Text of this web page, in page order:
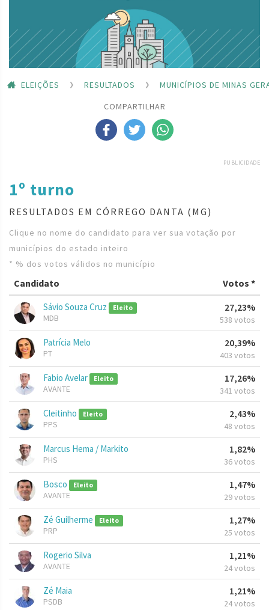
ELEIÇÕES RESULTADOS
MUNICÍPIOS DE MINAS
COMPARTILHAR
PUBLICIDADE
1º turno
RESULTADOS EM CÓRREGO DANTA (MG)
Clique no nome do candidato para ver sua votação por
municípios do estado inteiro
* % dos votos válidos no município
Candidato Votos *
Sávio Souza Cruz Eleito
MDB
27,23%
538 votos
Patrícia Melo
PT
20,39%
403 votos
Fabio Avelar Eleito
AVANTE
17,26%
341 votos
Cleitinho Eleito
PPS
2,43%
48 votos
Marcus Hema / Markito
PHS
1,82%
36 votos
Bosco Eleito
AVANTE
1,47%
29 votos
Zé Guilherme Eleito
PRP
1,27%
25 votos
Rogerio Silva
AVANTE
1,21%
24 votos
Zé Maia
PSDB
1,21%
24 votos